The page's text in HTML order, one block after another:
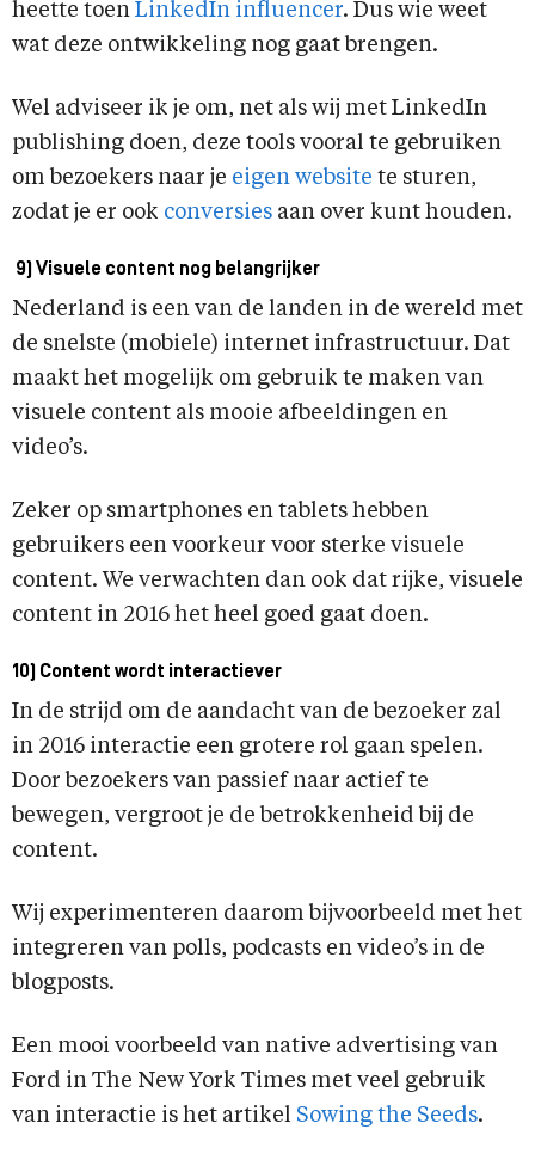
heette toen LinkedIn influencer. Dus wie weet
wat deze ontwikkeling nog gaat brengen.
Wel adviseer ik je om, net als wij met LinkedIn
publishing doen, deze tools vooral te gebruiken
om bezoekers naar je eigen website te sturen,
zodat je er ook conversies aan over kunt houden.
9) Visuele content nog belangrijker
Nederland is een van de landen in de wereld met
de snelste (mobiele) internet infrastructuur. Dat
maakt het mogelijk om gebruik te maken van
visuele content als mooie afbeeldingen en
video’s.
Zeker op smartphones en tablets hebben
gebruikers een voorkeur voor sterke visuele
content. We verwachten dan ook dat rijke, visuele
content in 2016 het heel goed gaat doen.
10) Content wordt interactiever
In de strijd om de aandacht van de bezoeker zal
in 2016 interactie een grotere rol gaan spelen.
Door bezoekers van passief naar actief te
bewegen, vergroot je de betrokkenheid bij de
content.
Wij experimenteren daarom bijvoorbeeld met het
integreren van polls, podcasts en video’s in de
blogposts.
Een mooi voorbeeld van native advertising van
Ford in The New York Times met veel gebruik
van interactie is het artikel Sowing the Seeds.